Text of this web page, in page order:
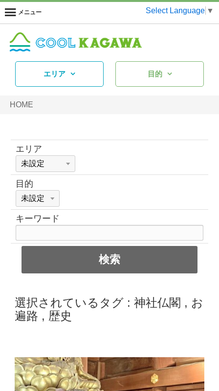
メニュー Select Language ▼
エリア 目的
HOME
エリア
目的
キーワード
選択されているタグ : 神社仏閣 , お
遍路 , 歴史